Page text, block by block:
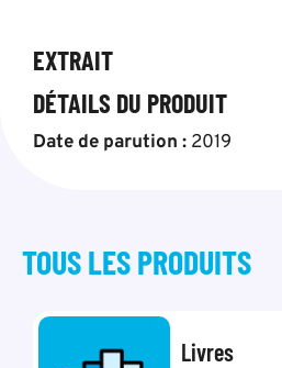
EXTRAIT
DÉTAILS DU PRODUIT
Date de parution : 2019
TOUS LESPRODUITS
Livres